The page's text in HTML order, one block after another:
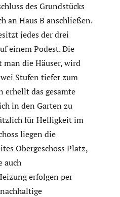
des Grundstücks
an Haus B anschließen.
jedes der drei
einem Podest. Die
die Häuser, wird
Stufen tiefer zum
erhellt das gesamte
in den Garten zu
für Helligkeit im
liegen die
Obergeschoss Platz,
auch
erfolgen per